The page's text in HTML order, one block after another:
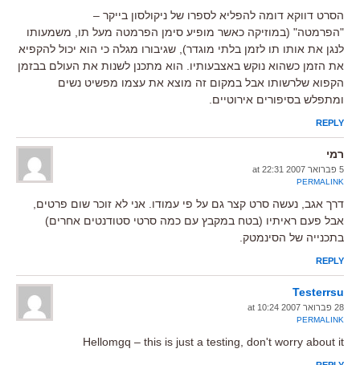
הסרט דווקא דומה להפליא לספרו של ניקולסון בייקר –
"הפרמטה" (במוזיקה כאשר מופיע סימן הפרמטה מעל תו, משמעותו
לנגן את אותו תו לזמן בלתי מוגדר), שגיבורו מגלה כי הוא יכול להקפיא
את הזמן כשהוא נוקש באצבעותיו. הוא מתכנן לשנות את העולם בבזמן
הקפוא שלרשותו אבל במקום זה מוצא את עצמו מפשיט נשים
ומתפלש בסיפורים אירוטיים.
REPLY
רמי
5 פברואר 2007 at 22:31
PERMALINK
דרך אגב, נעשה סרט קצר גם על פי עמודו. אני לא זוכר שום פרטים,
אבל פעם ראיתיו (בטח במקבץ עם כמה סרטי סטודנטים אחרים)
בתכנייה של הסינמטק.
REPLY
Testerrsu
28 פברואר 2007 at 10:24
PERMALINK
Hellomgq – this is just a testing, don't worry about it